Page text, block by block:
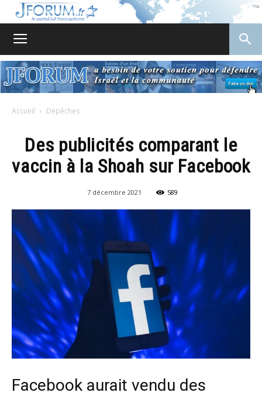
Accueil Dépêches
Des publicités comparant le
vaccin à la Shoah sur Facebook
7 décembre 2021 589
Facebook aurait vendu des